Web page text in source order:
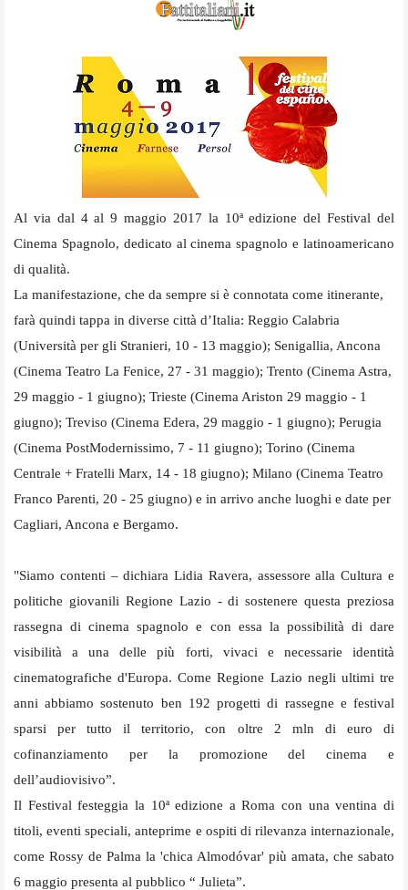
Al via dal 4 al 9 maggio 2017 la 10ª edizione del Festival del
Cinema Spagnolo, dedicato al cinema spagnolo e latinoamericano
di qualità.
La manifestazione, che da sempre si è connotata come itinerante,
farà quindi tappa in diverse città d’Italia: Reggio Calabria
(Università per gli Stranieri, 10 - 13 maggio); Senigallia, Ancona
(Cinema Teatro La Fenice, 27 - 31 maggio); Trento (Cinema Astra,
29 maggio - 1 giugno); Trieste (Cinema Ariston 29 maggio - 1
giugno); Treviso (Cinema Edera, 29 maggio - 1 giugno); Perugia
(Cinema PostModernissimo, 7 - 11 giugno); Torino (Cinema
Centrale + Fratelli Marx, 14 - 18 giugno); Milano (Cinema Teatro
Franco Parenti, 20 - 25 giugno) e in arrivo anche luoghi e date per
Cagliari, Ancona e Bergamo.
"Siamo contenti – dichiara Lidia Ravera, assessore alla Cultura e
politiche giovanili Regione Lazio - di sostenere questa preziosa
rassegna di cinema spagnolo e con essa la possibilità di dare
visibilità a una delle più forti, vivaci e necessarie identità
cinematografiche d'Europa. Come Regione Lazio negli ultimi tre
anni abbiamo sostenuto ben 192 progetti di rassegne e festival
sparsi per tutto il territorio, con oltre 2 mln di euro di
cofinanziamento per la promozione del cinema e
dell’audiovisivo”.
Il Festival festeggia la 10ª edizione a Roma con una ventina di
titoli, eventi speciali, anteprime e ospiti di rilevanza internazionale,
come Rossy de Palma la 'chica Almodóvar' più amata, che sabato
6 maggio presenta al pubblico “ Julieta”.